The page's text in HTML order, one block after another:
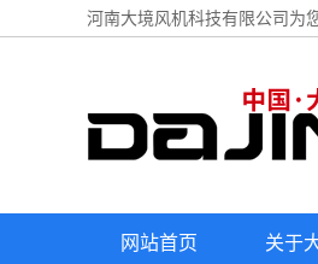
河南大境风机科技有限公司为
网站首页 关于